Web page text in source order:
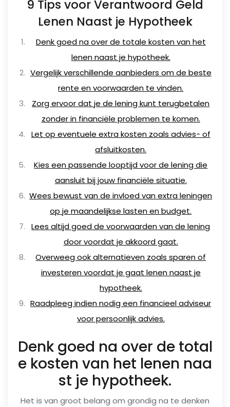
9 Tips voor Verantwoord Geld
Lenen Naast je Hypotheek
Denk goed na over de totale kosten van het
lenen naast je hypotheek.
Vergelijk verschillende aanbieders om de beste
rente en voorwaarden te vinden.
Zorg ervoor dat je de lening kunt terugbetalen
zonder in financiële problemen te komen.
Let op eventuele extra kosten zoals advies- of
afsluitkosten.
Kies een passende looptijd voor de lening die
aansluit bij jouw financiële situatie.
Wees bewust van de invloed van extra leningen
op je maandelijkse lasten en budget.
Lees altijd goed de voorwaarden van de lening
door voordat je akkoord gaat.
Overweeg ook alternatieven zoals sparen of
investeren voordat je gaat lenen naast je
hypotheek.
Raadpleeg indien nodig een financieel adviseur
voor persoonlijk advies.
Denk goed na over de total
e kosten van het lenen naa
st je hypotheek.
Het is van groot belang om grondig na te denken